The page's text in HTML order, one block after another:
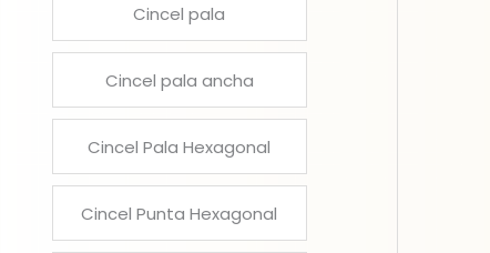
Cincel pala
Cincel pala ancha
Cincel Pala Hexagonal
Cincel Punta Hexagonal